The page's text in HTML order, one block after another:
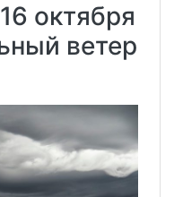
октября
ветер